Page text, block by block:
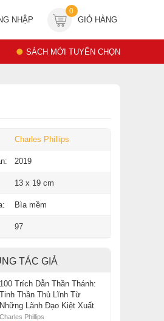
NHẬP
0
GIỎ HÀNG
SÁCH MỚI TUYỂN CHỌN
Charles Phillips
2019
13 x 19 cm
Bìa mềm
97
TÁC GIẢ
100 Trích Dẫn Thần Thánh:
Tinh Thần Thủ Lĩnh Từ
Những Lãnh Đạo Kiệt Xuất
Charles Phillips